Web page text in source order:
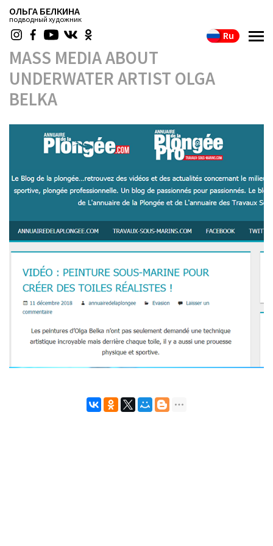
ОЛЬГА БЕЛКИНА
подводный художник
Ru
MASS MEDIA ABOUT
UNDERWATER ARTIST OLGA
BELKA